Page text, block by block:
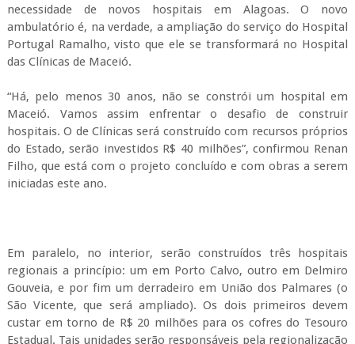
necessidade de novos hospitais em Alagoas. O novo
ambulatório é, na verdade, a ampliação do serviço do Hospital
Portugal Ramalho, visto que ele se transformará no Hospital
das Clínicas de Maceió.
“Há, pelo menos 30 anos, não se constrói um hospital em
Maceió. Vamos assim enfrentar o desafio de construir
hospitais. O de Clínicas será construído com recursos próprios
do Estado, serão investidos R$ 40 milhões”, confirmou Renan
Filho, que está com o projeto concluído e com obras a serem
iniciadas este ano.
Em paralelo, no interior, serão construídos três hospitais
regionais a princípio: um em Porto Calvo, outro em Delmiro
Gouveia, e por fim um derradeiro em União dos Palmares (o
São Vicente, que será ampliado). Os dois primeiros devem
custar em torno de R$ 20 milhões para os cofres do Tesouro
Estadual. Tais unidades serão responsáveis pela regionalização